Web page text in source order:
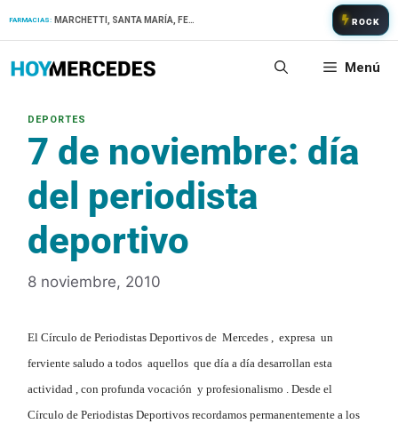
FARMACIAS: ROCK
Menú
7 de noviembre: día
del periodista
deportivo
8 noviembre, 2010
El Círculo de Periodistas Deportivos de Mercedes , expresa un
ferviente saludo a todos aquellos que día a día desarrollan esta
actividad , con profunda vocación y profesionalismo . Desde el
Círculo de Periodistas Deportivos recordamos permanentemente a los